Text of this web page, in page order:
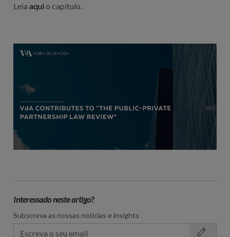
Leia aqui o capítulo.
Interessado neste artigo?
Subscreva as nossas notícias e insights